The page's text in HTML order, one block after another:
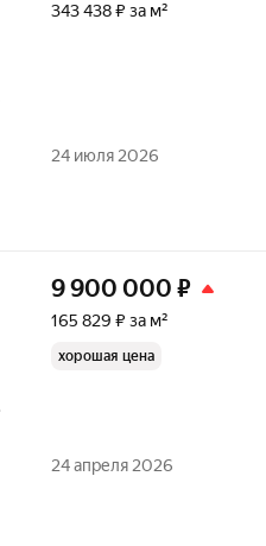
343 438 ₽ за м²
24 июля 2026
9 900 000 ₽
165 829 ₽ за м²
хорошая цена
24 апреля 2026